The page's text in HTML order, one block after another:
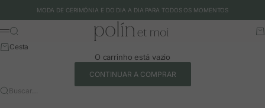
MODA DE CERIMÓNIA E DO DIA A DIA PARA TODOS OS MOMENTOS
Polín et moi - EU
Menu
Buscar
Cesta
O carrinho está vazio
CONTINUAR A COMPRAR
Buscar…